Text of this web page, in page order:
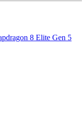
8 Elite Gen 5